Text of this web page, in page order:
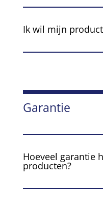
Ik wil mijn
Garantie
Hoeveel garantie
producten?